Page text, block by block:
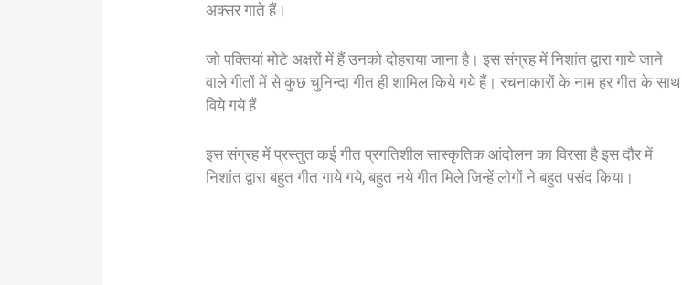
अक्सर गाते हैं।
जो पक्तियां मोटे अक्षरों में हैं उनको दोहराया जाना है। इस संग्रह में निशांत द्वारा गाये जाने
वाले गीतों में से कुछ चुनिन्दा गीत ही शामिल किये गये हैं। रचनाकारों के नाम हर गीत के साथ
विये गये हैं
इस संग्रह में प्रस्तुत कई गीत प्रगतिशील सास्कृतिक आंदोलन का विरसा है इस दौर में
निशांत द्वारा बहुत गीत गाये गये, बहुत नये गीत मिले जिन्हें लोगों ने बहुत पसंद किया।